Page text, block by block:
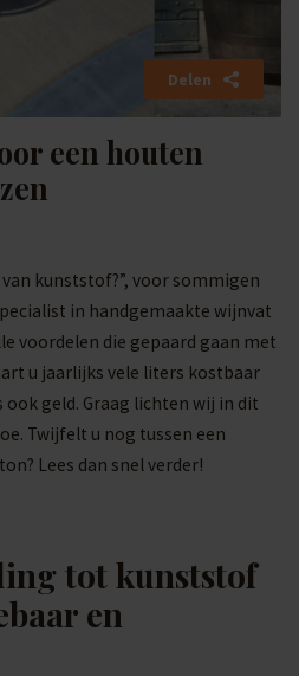
Delen
een houten
kunststof?”, voor sommigen
in handgemaakte wijnvat
voordelen die gepaard gaan met
u jaarlijks vele liters kostbaar
geld. Graag lichten wij in dit
Twijfelt u nog tussen een
Lees dan snel verder!
tot kunststof
en